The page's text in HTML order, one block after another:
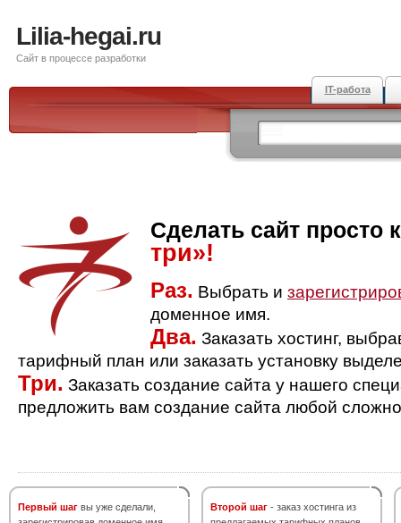
Lilia-hegai.ru
Сайт в процессе разработки
IT-работа
Сделать сайт просто
три»!
Раз. Выбрать и
доменное имя.
Два. Заказать хостинг,
тарифный план или заказать установку
Три. Заказать создание сайта у нашего
предложить вам создание сайта любой
Первый шаг вы уже сделали,
Второй шаг - заказ хостинга из